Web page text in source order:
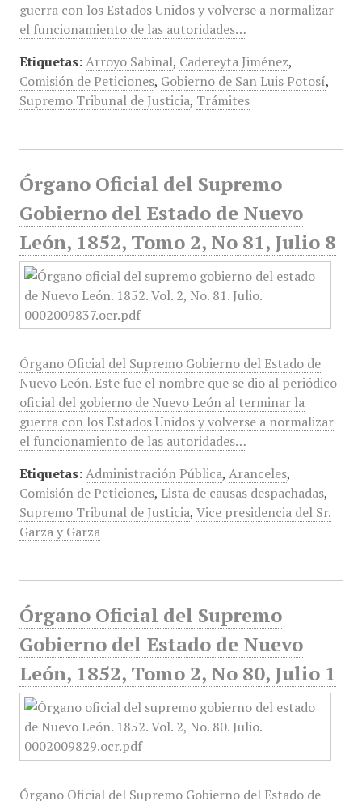
guerra con los Estados Unidos y volverse a normalizar
el funcionamiento de las autoridades…
Etiquetas: Arroyo Sabinal, Cadereyta Jiménez,
Comisión de Peticiones, Gobierno de San Luis Potosí,
Supremo Tribunal de Justicia, Trámites
Órgano Oficial del Supremo
Gobierno del Estado de Nuevo
León, 1852, Tomo 2, No 81, Julio 8
Órgano Oficial del Supremo Gobierno del Estado de
Nuevo León. Este fue el nombre que se dio al periódico
oficial del gobierno de Nuevo León al terminar la
guerra con los Estados Unidos y volverse a normalizar
el funcionamiento de las autoridades…
Etiquetas: Administración Pública, Aranceles,
Comisión de Peticiones, Lista de causas despachadas,
Supremo Tribunal de Justicia, Vice presidencia del Sr.
Garza y Garza
Órgano Oficial del Supremo
Gobierno del Estado de Nuevo
León, 1852, Tomo 2, No 80, Julio 1
Órgano Oficial del Supremo Gobierno del Estado de